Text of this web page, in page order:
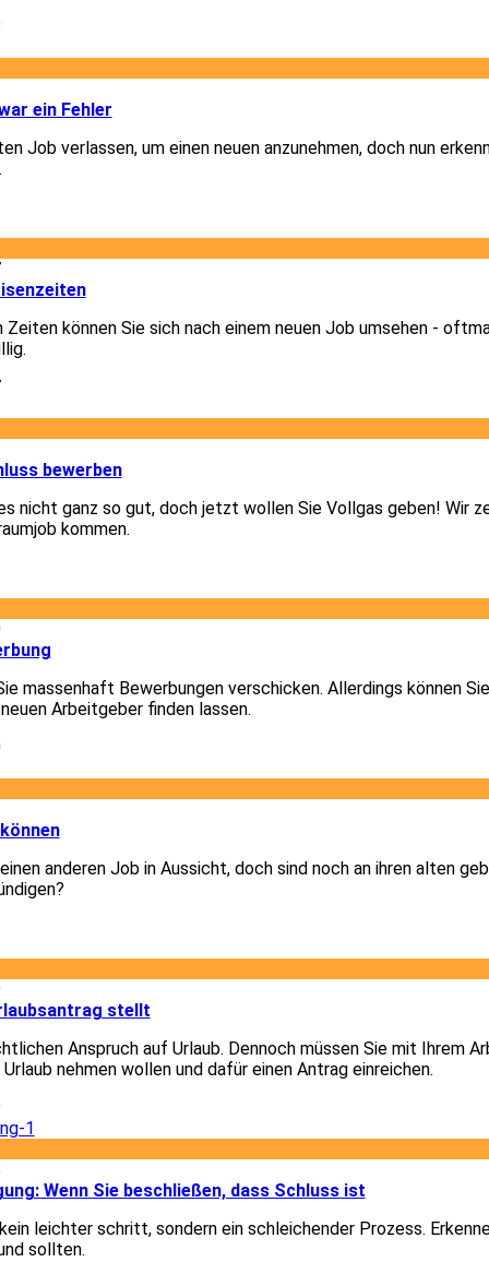
ein Fehler
Job verlassen, um einen neuen anzunehmen, doch nun
Zeiten können Sie sich nach einem neuen Job umsehen -
bewerben
nicht ganz so gut, doch jetzt wollen Sie Vollgas geben! Wir
kommen.
massenhaft Bewerbungen verschicken. Allerdings können
Arbeitgeber finden lassen.
anderen Job in Aussicht, doch sind noch an ihren alten
stellt
Anspruch auf Urlaub. Dennoch müssen Sie mit Ihrem
nehmen wollen und dafür einen Antrag einreichen.
Wenn Sie beschließen, dass Schluss ist
leichter schritt, sondern ein schleichender Prozess.
sollten.